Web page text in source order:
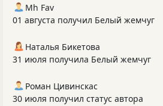
Mh Fav
01 августа получил Белый жемчуг
Наталья Бикетова
31 июля получила Белый жемчуг
Роман Цивинскас
30 июля получил статус автора